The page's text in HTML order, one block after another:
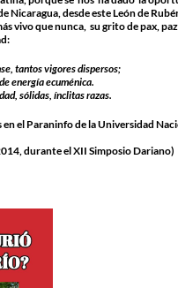
Nicaragua, desde este León de
vivo que nunca, su grito de pax,
tantos vigores dispersos;
energía ecuménica.
sólidas, ínclitas razas.
el Paraninfo de la Universidad
durante el XII Simposio Dariano)